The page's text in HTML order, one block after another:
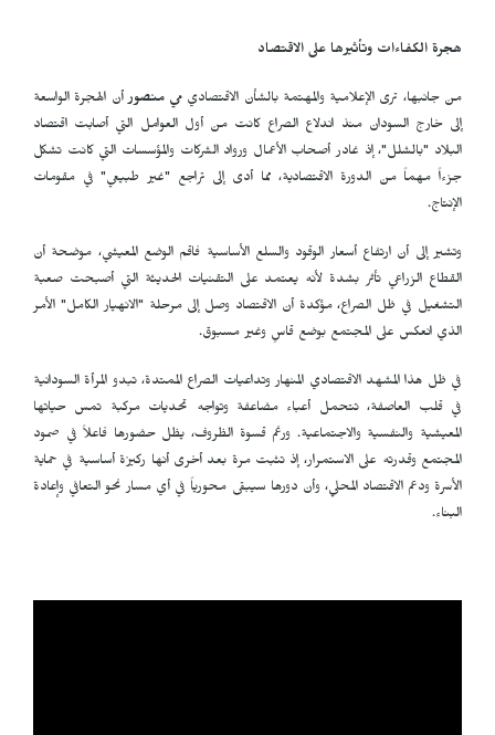
هجرة الكفاءات وتأثيرها على الاقتصاد
من جانبها، ترى الإعلامية والمهتمة بالشأن الاقتصادي مي منصورأن الهجرة الواسعة
إلى خارج السودان منذ اندلاع الصراع كانت من أول العوامل التي أصابت اقتصاد
البلاد "بالشلل"، إذ غادر أصحاب الأعمال ورواد الشركات والمؤسسات التي كانت تشكل
جزءاً مهماً من الدورة الاقتصادية، مما أدى إلى تراجع "غير طبيعي" في مقومات
الإنتاج.
وتشير إلى أن ارتفاع أسعار الوقود والسلع الأساسية فاقم الوضع المعيشي، موضحة أن
القطاع الزراعي تأثر بشدة لأنه يعتمد على التقنيات الحديثة التي أصبحت صعبة
التشغيل في ظل الصراع، مؤكدة أن الاقتصاد وصل إلى مرحلة "الانهيار الكامل" الأمر
الذي انعكس على المجتمع بوضع قاسٍ وغير مسبوق.
في ظل هذا المشهد الاقتصادي المنهار وتداعيات الصراع الممتدة، تبدو المرأة السودانية
في قلب العاصفة، تتحمل أعباء مضاعفة وتواجه تحديات مركبة تمس حياتها
المعيشية والنفسية والاجتماعية. ورغم قسوة الظروف، يظل حضورها فاعلاً في صمود
المجتمع وقدرته على الاستمرار، إذ تثبت مرة بعد أخرى أنها ركيزة أساسية في حماية
الأسرة ودعم الاقتصاد المحلي، وأن دورها سيبقى محورياً في أي مسار نحو التعافي وإعادة
البناء.